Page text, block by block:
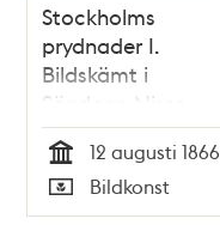
Stockholms
prydnader I.
Bildskämt i
Söndags-Nisse –
Illustreradt
Veckoblad för
Skämt, Humor och
Satir, nr 33, den 12
Tid
12 augusti 1866
Typ
Bildkonst